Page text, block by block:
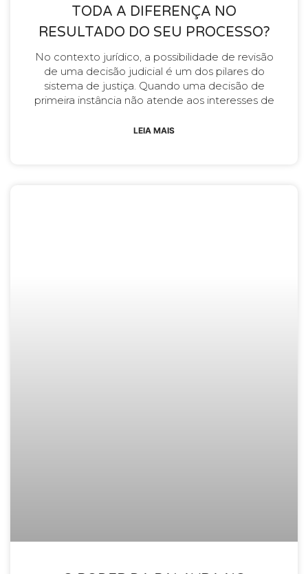
TODA A DIFERENÇA NO
RESULTADO DO SEU PROCESSO?
No contexto jurídico, a possibilidade de revisão
de uma decisão judicial é um dos pilares do
sistema de justiça. Quando uma decisão de
primeira instância não atende aos interesses de
LEIA MAIS